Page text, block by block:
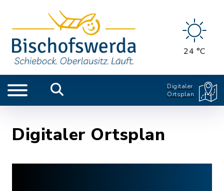
24 °C
Digitaler
Ortsplan
Digitaler Ortsplan